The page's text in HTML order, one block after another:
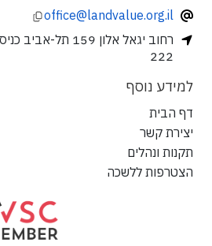
office@landvalue.org.il
222
למידע נוסף
דף הבית
יצירת קשר
תקנות ונהלים
הצטרפות ללשכה